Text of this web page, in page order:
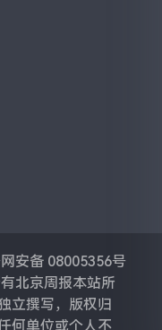
安备 08005356号
北京周报本站所
立撰写，版权归
何单位或个人不